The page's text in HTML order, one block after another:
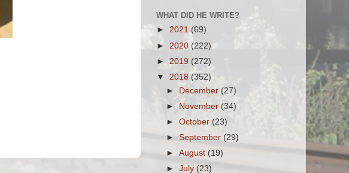
WHAT DID HE WRITE?
► 2021 (69)
► 2020 (222)
► 2019 (272)
▼ 2018 (352)
► December(27)
► November(34)
►October (23)
►September (29)
►August (19)
►July (23)